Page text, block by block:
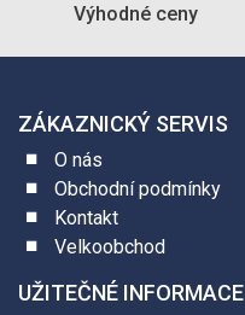
Výhodné ceny
ZÁKAZNICKÝ SERVIS
O nás
Obchodní podmínky
Kontakt
Velkoobchod
UŽITEČNÉ INFORMACE